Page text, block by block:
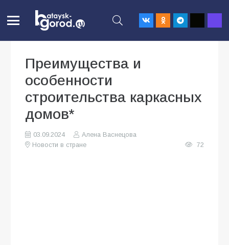
Преимущества и
особенности
строительства каркасных
домов*
03.09.2024
Алена Васнецова
Новости в стране
72